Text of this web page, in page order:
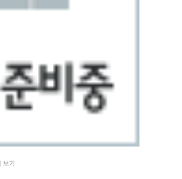
보기